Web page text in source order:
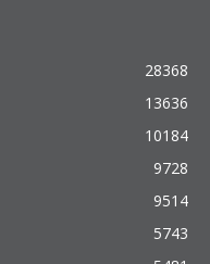
28368
13636
10184
9728
9514
5743